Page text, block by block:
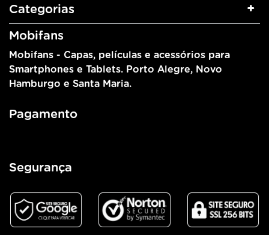
Categorias
Mobifans
Mobifans - Capas, películas e acessórios para
Smartphones e Tablets. Porto Alegre, Novo
Hamburgo e Santa Maria.
Pagamento
Segurança